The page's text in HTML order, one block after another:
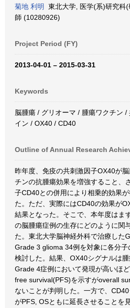
菊地 利明
東北大学, 医学(系)研究科
師 (10280926)
Project Period (FY)
2013-04-01 – 2015-03-31
Keywords
脳腫瘍 / グリオーマ / 腫瘍ワクチン /
イン / OX40 / CD40
Outline of Annual Research
昨年度、免疫の共刺激因子OX40が
チンの抗腫瘍効果を増強すること、
子CD40との併用により相乗的効果
た。ただ、実際にはCD40の効果が
結果となった。そこで、本年度はま
の脳腫瘍症例の生存にどのように関
た。東北大学脳神経外科で治療した
Grade 3 glioma 34例を対象に各分
検討した。結果、OX40シグナルは
Grade 4症例において発現が高いほ
free survival(PFS)を示すがoverall
ないことが判明した。一方で、
がPFS, OSともに延長させることを